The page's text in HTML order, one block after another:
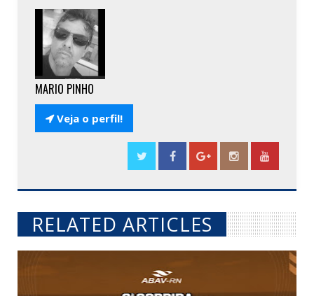
MARIO PINHO
Veja o perfil!
RELATED ARTICLES
// THATS WHAT YOU MIGHT BE LOOKING FOR